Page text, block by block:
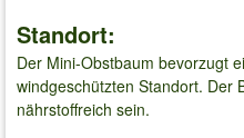
Standort:
Der Mini-Obstbaum bevorzugt
windgeschützten Standort. Der
nährstoffreich sein.